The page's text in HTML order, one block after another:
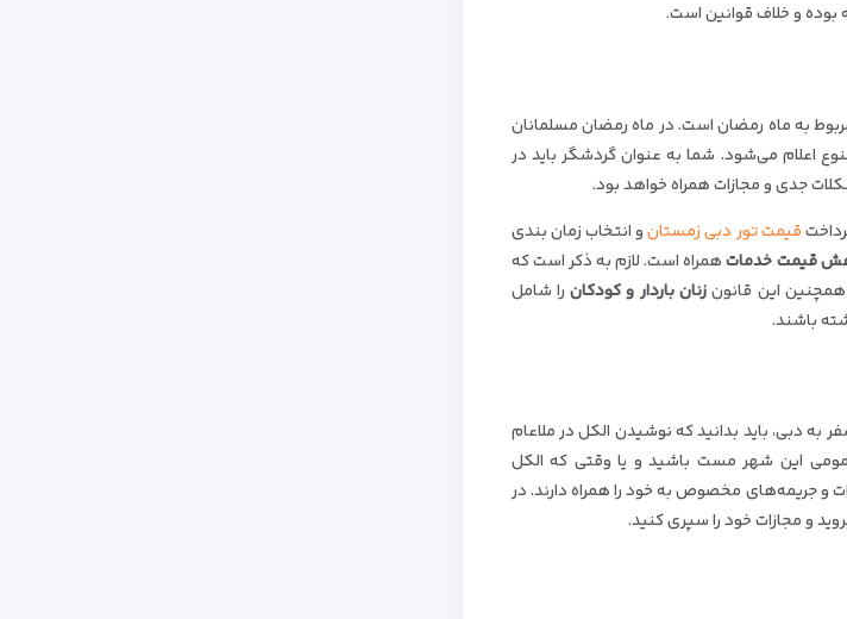
بوده و خلاف قوانین است.
به ماه رمضان است. در ماه رمضان مسلمانان
اعلام می‌شود. شما به عنوان گردشگر باید در
جدی و مجازات همراه خواهد بود.
قیمت تور دبی زمستانو انتخاب زمان‌ بندی
قیمت خدماتهمراه است. لازم به ذکر است که
این قانونزنان باردار و کودکانرا شامل
باشند.
دبی، باید بدانید که نوشیدن الکل در ملاعام
این شهر مست باشید و یا وقتی‌ که الکل
و جریمه‌های مخصوص به خود را همراه دارند. در
و مجازات خود را سپری کنید.